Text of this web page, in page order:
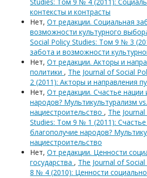
контексты и контрасты
Нет, От редакции. Социальная
возможности культурного
Social Policy Studies: Том 9 № 3
забота и возможности
Нет, От редакции. Акторы и
политики , The Journal of Social
2 (2011): Акторы и направления
Нет, От редакции. Счастье нации
народов? Мультикультурализм vs.
нациестроительство , The
Studies: Том 9 № 1 (2011):
благополучие народов?
нациестроительство
Нет, От редакции. Ценности
государства , The Journal of
8 № 4 (2010): Ценности